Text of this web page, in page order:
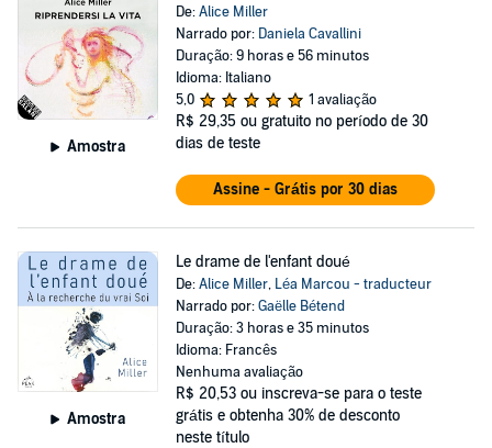
Amostra
De:Alice Miller
Narrado por: Daniela Cavallini
Duração: 9 horas e 56 minutos
Idioma: Italiano
5,0
1 avaliação
R$ 29,35 ou gratuito no período de 30
dias de teste
Assine - Grátis por 30 dias
Amostra
Le drame de l'enfant doué
De:Alice Miller, Léa Marcou - traducteur
Narrado por:Gaëlle Bétend
Duração: 3 horas e 35 minutos
Idioma: Francês
Nenhuma avaliação
R$ 20,53 ou inscreva-se para o teste
grátis e obtenha 30% de desconto
neste título